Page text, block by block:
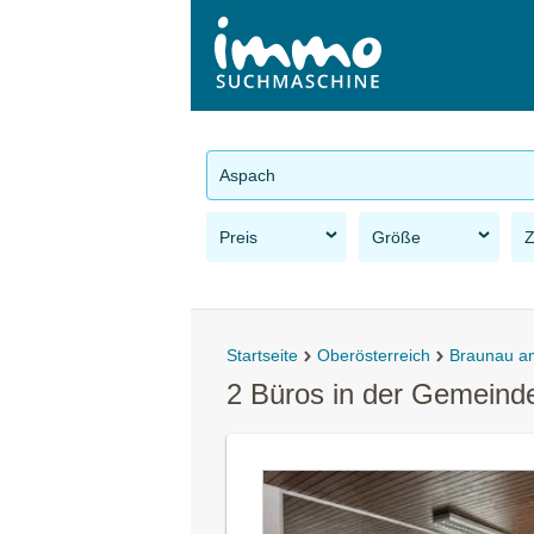
Aspach
Preis Größe
Startseite Oberösterreich Braunau
2 Büros in der